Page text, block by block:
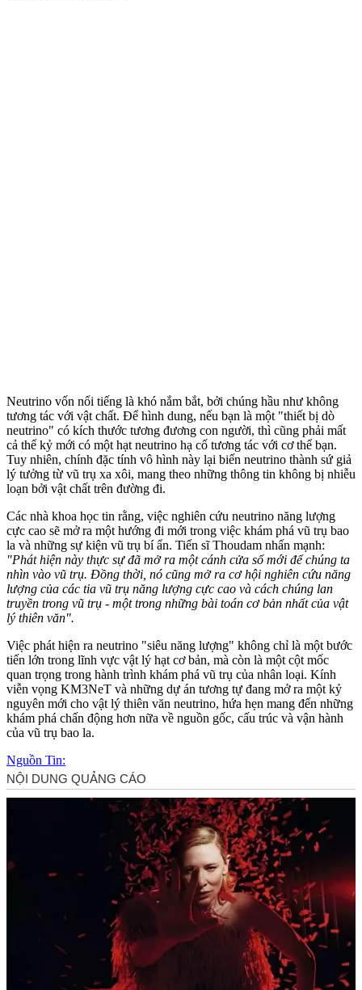
Neutrino vốn nổi tiếng là khó nắm bắt, bởi chúng hầu như không
tương tác với vật chất. Để hình dung, nếu bạn là một "thiết bị dò
neutrino" có kích thước tương đương con người, thì cũng phải mất
cả thế kỷ mới có một hạt neutrino hạ cố tương tác với c‌ơ th‌ể bạn.
Tuy nhiên, chính đặc tính vô hình này lại biến neutrino thành sứ giả
lý tưởng từ vũ trụ xa xôi, mang theo những thông tin không bị nhiễu
loạn bởi vật chất trên đường đi.
Các nhà khoa học tin rằng, việc nghiên cứu neutrino năng lượng
cực cao sẽ mở ra một hướng đi mới trong việc khám phá vũ trụ bao
la và những sự kiện vũ trụ bí ẩn. Tiến sĩ Thoudam nhấn mạnh:
"Phát hiện này thực sự đã mở ra một cánh cửa sổ mới để chúng ta
nhìn vào vũ trụ. Đồng thời, nó cũng mở ra cơ hội nghiên cứu năng
lượng của các tia vũ trụ năng lượng cực cao và cách chúng lan
truyền trong vũ trụ - một trong những bài toán cơ bản nhất của vật
lý thiên văn".
Việc phát hiện ra neutrino "siêu năng lượng" không chỉ là một bước
tiến lớn trong lĩnh vực vật lý hạt cơ bản, mà còn là một cột mốc
quan trọng trong hành trình khám phá vũ trụ của nhân loại. Kính
viễn vọng KM3NeT và những dự án tương tự đang mở ra một kỷ
nguyên mới cho vật lý thiên văn neutrino, hứa hẹn mang đến những
khám phá chấn động hơn nữa về nguồn gốc, cấu trúc và vận hành
của vũ trụ bao la.
Nguồn Tin: